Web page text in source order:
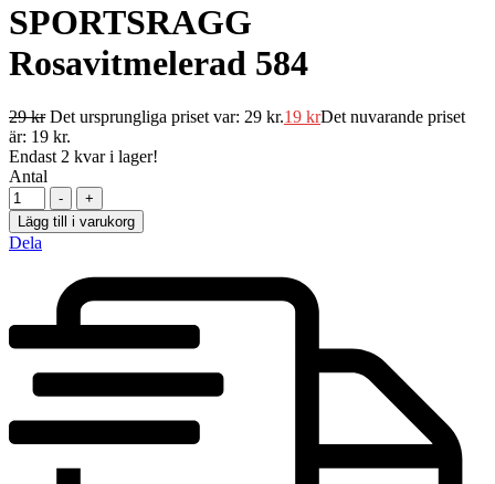
SPORTSRAGG
Rosavitmelerad 584
29kr Det ursprungliga priset var: 29 kr.19 krDet nuvarande priset
är: 19 kr.
Endast2 kvar i lager!
Antal
-
+
Lägg till i varukorg
Dela